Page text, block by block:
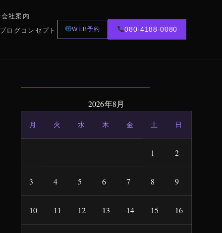
会社案内
ブログ コンセプト WEB予約 080-4188-0080
2026年8月
月 火 水 木 金 土 日
1 2
3 4 5 6 7 8 9
10 11 12 13 14 15 16